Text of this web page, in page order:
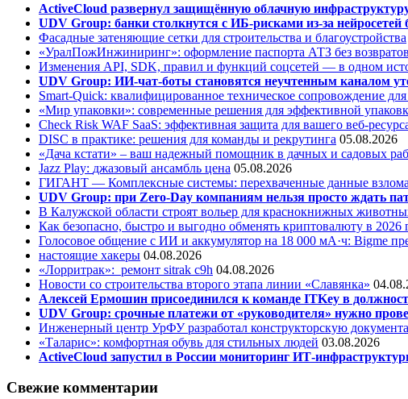
ActiveCloud развернул защищённую облачную
UDV Group: банки столкнутся с ИБ-рисками из-за нейросетей
Фасадные затеняющие сетки для строительства и благоустройства
«УралПожИнжиниринг»: оформление паспорта АТЗ без
Изменения API, SDK, правил и функций соцсетей — в одном
UDV Group: ИИ-чат-боты становятся неучтенным каналом
Smart-Quick: квалифицированное техническое сопровождение
«Мир упаковки»: современные решения для эффективной
Check Risk WAF SaaS: эффективная защита для вашего веб-
DISC в практике: решения для команды и рекрутинга 05.08.2026
«Дача кстати» – ваш надежный помощник в дачных и садовых
Jazz Play: джазовый ансамбль цена 05.08.2026
ГИГАНТ — Комплексные системы: перехваченные данные
UDV Group: при Zero-Day компаниям нельзя просто ждать
В Калужской области строят вольер для краснокнижных
Как безопасно, быстро и выгодно обменять криптовалюту в 2026
Голосовое общение с ИИ и аккумулятор на 18 000 мА·ч: Bigme
настоящие хакеры 04.08.2026
«Лорритрак»: ремонт sitrak c9h 04.08.2026
Новости со строительства второго этапа линии «Славянка»
Алексей Ермошин присоединился к команде ITKey в
UDV Group: срочные платежи от «руководителя» нужно
Инженерный центр УрФУ разработал конструкторскую
«Таларис»: комфортная обувь для стильных людей 03.08.2026
ActiveCloud запустил в России мониторинг ИТ-
Свежие комментарии